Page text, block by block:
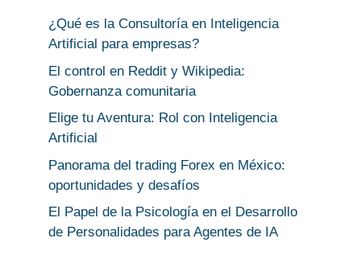
¿Qué es la Consultoría en Inteligencia
Artificial para empresas?
El control en Reddit y Wikipedia:
Gobernanza comunitaria
Elige tu Aventura: Rol con Inteligencia
Artificial
Panorama del trading Forex en México:
oportunidades y desafíos
El Papel de la Psicología en el Desarrollo
de Personalidades para Agentes de IA